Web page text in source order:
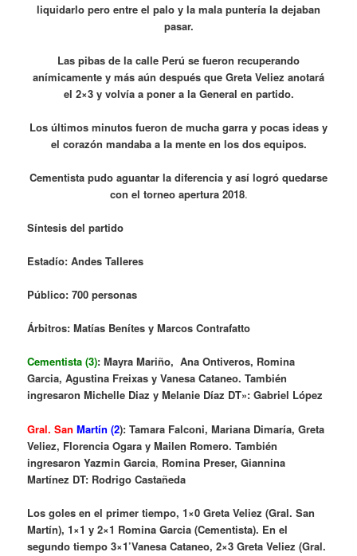
liquidarlo pero entre el palo y la mala puntería la dejaban
pasar.
Las pibas de la calle Perú se fueron recuperando
anímicamente y más aún después que Greta Veliez anotará
el 2×3 y volvía a poner a la General en partido.
Los últimos minutos fueron de mucha garra y pocas ideas y
el corazón mandaba a la mente en los dos equipos.
Cementista pudo aguantar la diferencia y así logró quedarse
con el torneo apertura 2018.
Síntesis del partido
Estadío: Andes Talleres
Público: 700 personas
Árbitros: Matías Benítes y Marcos Contrafatto
Cementista (3): Mayra Mariño, Ana Ontiveros, Romina
Garcia, Agustina Freixas y Vanesa Cataneo. También
ingresaron Michelle Diaz y Melanie Díaz DT»: Gabriel López
Gral. San Martín (2): Tamara Falconi, Mariana Dimaría, Greta
Veliez, Florencia Ogara y Mailen Romero. También
ingresaron Yazmin Garcia, Romina Preser, Giannina
Martínez DT: Rodrigo Castañeda
Los goles en el primer tiempo, 1×0 Greta Veliez (Gral. San
Martín), 1×1 y 2×1 Romina Garcia (Cementista). En el
segundo tiempo 3×1’Vanesa Cataneo, 2×3 Greta Veliez (Gral.